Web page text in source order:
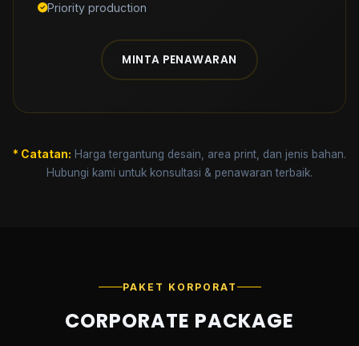
Priority production
MINTA PENAWARAN
* Catatan: Harga tergantung desain, area print, dan jenis bahan.
Hubungi kami untuk konsultasi & penawaran terbaik.
PAKET KORPORAT
CORPORATE PACKAGE